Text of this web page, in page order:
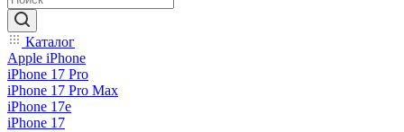
Каталог
Apple iPhone
iPhone 17 Pro
iPhone 17 Pro Max
iPhone 17e
iPhone 17